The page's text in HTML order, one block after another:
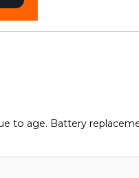
to age. Battery